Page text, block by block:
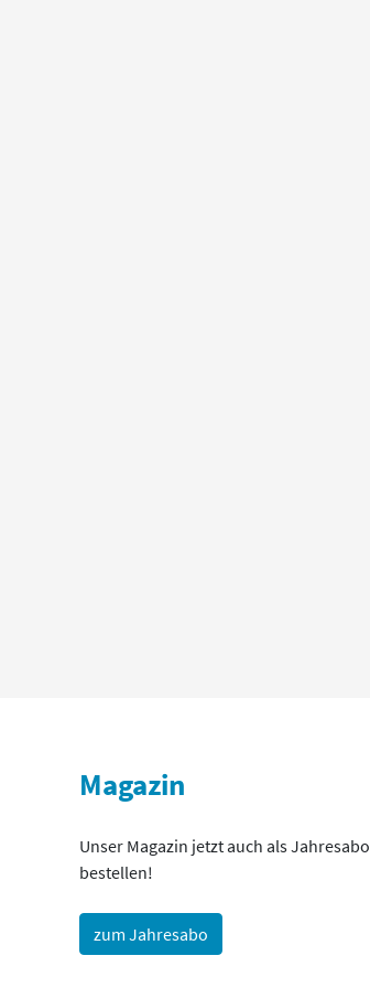
Magazin
Unser Magazin jetzt auch als Jahresabo
bestellen!
zum Jahresabo